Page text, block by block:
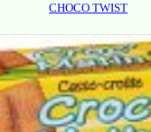
CHOCO TWIST